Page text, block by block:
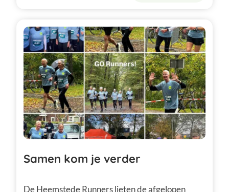
Samen kom je verder
De Heemstede Runners lieten de afgelopen